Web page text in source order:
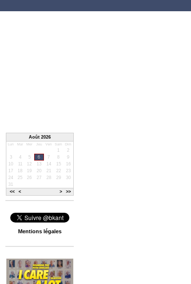
Août 2026
Lun Mar Mer Jeu Ven Sam Dim
<< < > >>
1
2
3
4 5 6 7 8
9
10
11 12 13 14 15
16
17
18 19 20 21 22
23
24
25 26 27 28 29
30
31
Mentions légales